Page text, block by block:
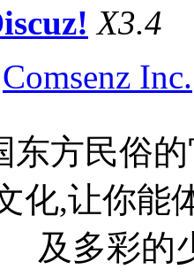
X3.4
Comsenz Inc.
东方民俗
化,让你能
及多彩的